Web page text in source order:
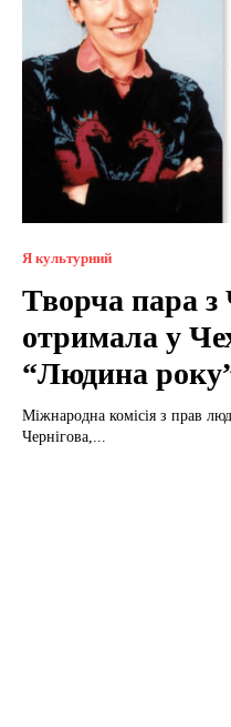
Я культурний
Творча пара з
отримала у
“Людина
Міжнародна комісія з прав
Чернігова,...